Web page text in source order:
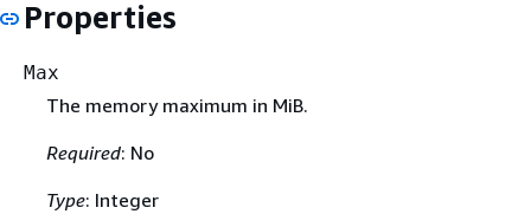
Properties
Max
The memory maximum in MiB.
Required: No
Type: Integer